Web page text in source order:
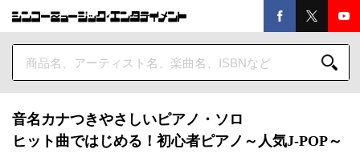
音名カナつきやさしいピアノ・ソロ
ヒット曲ではじめる！初心者ピアノ～人気J-POP～